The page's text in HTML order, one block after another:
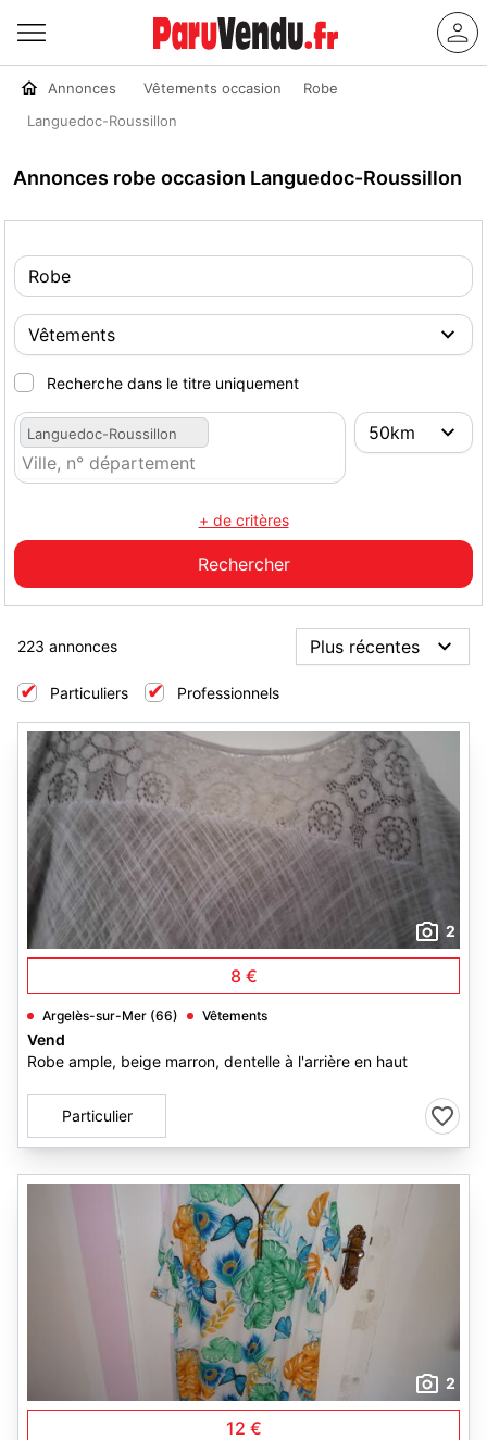
Annonces Vêtements occasion
Robe
Languedoc-Roussillon
Annonces robe occasion Languedoc-Roussillon
Recherche dans le titre uniquement
Languedoc-Roussillon
+ de critères
223 annonces
Particuliers Professionnels
2
8 €
Argelès-sur-Mer (66) Vêtements
Vend
Robe ample, beige marron, dentelle à l'arrière en haut
Particulier
2
12 €